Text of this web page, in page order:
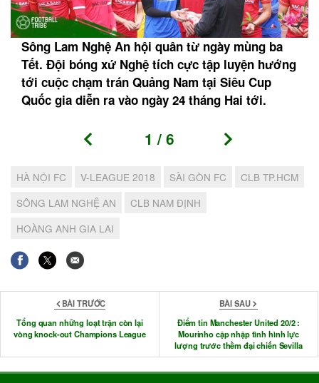
Sông Lam Nghệ An hội quân từ ngày mùng ba
Tết. Đội bóng xứ Nghệ tích cực tập luyện hướng
tới cuộc chạm trán Quảng Nam tại Siêu Cup
Quốc gia diễn ra vào ngày 24 tháng Hai tới.
1 / 6
HÀ NỘI FC V-LEAGUE 2018 SÀI GÒN FC
CLB TP.HCM
SÔNG LAM NGHỆ AN
CLB NAM ĐỊNH
HOÀNG ANH GIA LAI
BÀI TRƯỚC
Tổng quan những loạt trận còn lại
vòng knock-out Champions League
BÀI SAU
Điểm tin Manchester United 20/2 :
Mourinho cập nhập tình hình lực
lượng trước thềm đại chiến Sevilla